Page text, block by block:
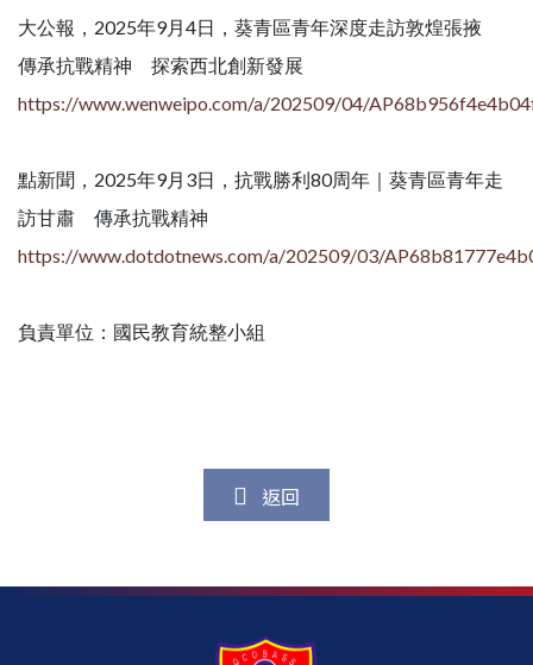
大公報，2025年9月4日，葵青區青年深度走訪敦煌張掖
傳承抗戰精神 探索西北創新發展
https://www.wenweipo.com/a/202509/04/
點新聞，2025年9月3日，抗戰勝利80周年｜葵青區青年走
訪甘肅 傳承抗戰精神
https://www.dotdotnews.com/a/202509/03/
負責單位：國民教育統整小組
返回